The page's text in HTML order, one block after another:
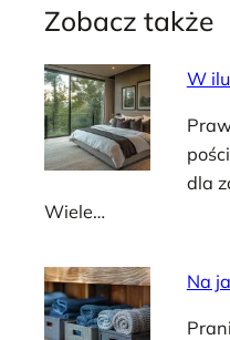
Zobacz także
W
dla
Wiele…
Na